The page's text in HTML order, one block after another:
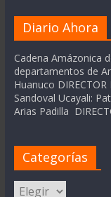
Diario Ahora
Cadena Amázonica
departamentos de
Huanuco
Sandoval Ucayali:
Arias Padilla
Categorías
Categorías